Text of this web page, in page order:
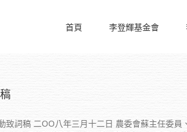
首頁 李登輝基金會
致詞稿 二OO八年三月十二日 農委會蘇主任委